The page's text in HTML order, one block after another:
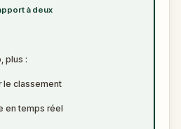
à deux
plus :
le classement
en temps réel